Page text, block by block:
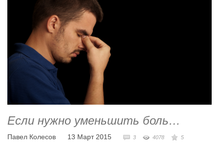
Если нужно уменьшить боль…
Павел Колесов 13 Март 2015 3 4078 5